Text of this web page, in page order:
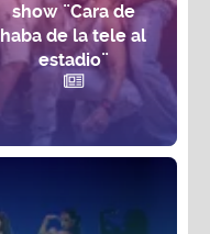
show ¨Cara de
haba de la tele al
estadio¨